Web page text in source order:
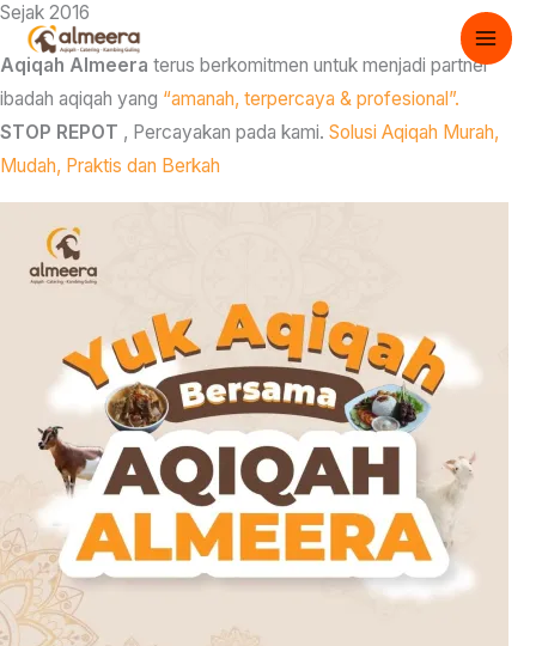
Skip
content
Sejak 2016
Aqiqah Almeera terus berkomitmen untuk menjadi partner
ibadah aqiqah yang “amanah, terpercaya & profesional”.
STOP REPOT , Percayakan pada kami. Solusi Aqiqah Murah,
Mudah, Praktis dan Berkah